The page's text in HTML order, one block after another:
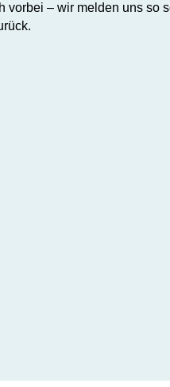
vorbei – wir melden uns so